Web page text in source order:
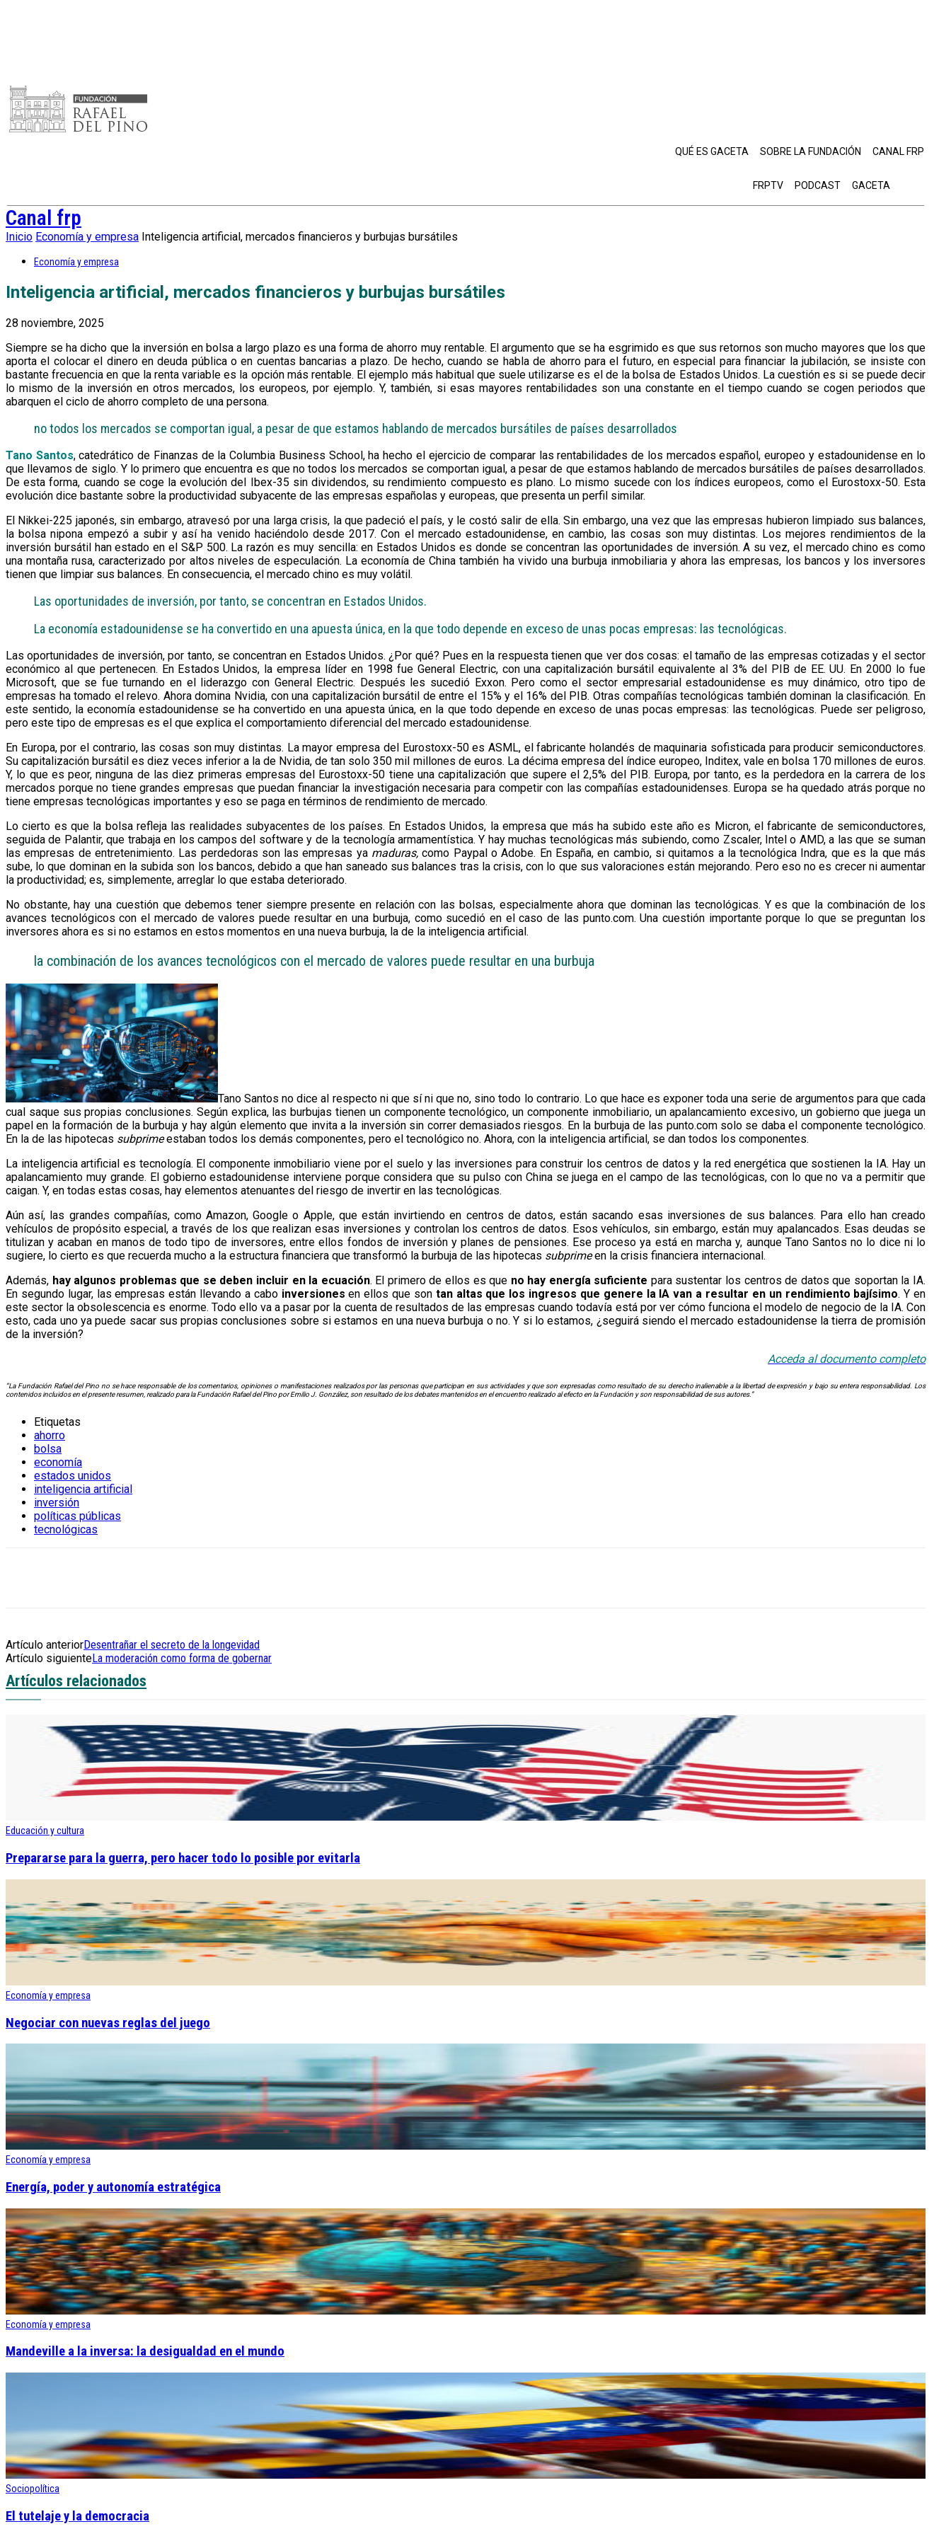
QUÉ ES GACETA SOBRE LA FUNDACIÓN CANAL FRP
FRPTV PODCAST GACETA
Canal frp
Inicio Economía y empresa Inteligencia artificial, mercados financieros y burbujas bursátiles
Economía y empresa
Inteligencia artificial, mercados financieros y burbujas bursátiles
28 noviembre, 2025
Siempre se ha dicho que la inversión en bolsa a largo plazo es una forma de ahorro muy rentable. El argumento que se ha esgrimido es que sus retornos son mucho mayores que los que
aporta el colocar el dinero en deuda pública o en cuentas bancarias a plazo. De hecho, cuando se habla de ahorro para el futuro, en especial para financiar la jubilación, se insiste con
bastante frecuencia en que la renta variable es la opción más rentable. El ejemplo más habitual que suele utilizarse es el de la bolsa de Estados Unidos. La cuestión es si se puede decir
lo mismo de la inversión en otros mercados, los europeos, por ejemplo. Y, también, si esas mayores rentabilidades son una constante en el tiempo cuando se cogen periodos que
abarquen el ciclo de ahorro completo de una persona.
no todos los mercados se comportan igual, a pesar de que estamos hablando de mercados bursátiles de países desarrollados
Tano Santos, catedrático de Finanzas de la Columbia Business School, ha hecho el ejercicio de comparar las rentabilidades de los mercados español, europeo y estadounidense en lo
que llevamos de siglo. Y lo primero que encuentra es que no todos los mercados se comportan igual, a pesar de que estamos hablando de mercados bursátiles de países desarrollados.
De esta forma, cuando se coge la evolución del Ibex-35 sin dividendos, su rendimiento compuesto es plano. Lo mismo sucede con los índices europeos, como el Eurostoxx-50. Esta
evolución dice bastante sobre la productividad subyacente de las empresas españolas y europeas, que presenta un perfil similar.
El Nikkei-225 japonés, sin embargo, atravesó por una larga crisis, la que padeció el país, y le costó salir de ella. Sin embargo, una vez que las empresas hubieron limpiado sus balances,
la bolsa nipona empezó a subir y así ha venido haciéndolo desde 2017. Con el mercado estadounidense, en cambio, las cosas son muy distintas. Los mejores rendimientos de la
inversión bursátil han estado en el S&P 500. La razón es muy sencilla: en Estados Unidos es donde se concentran las oportunidades de inversión. A su vez, el mercado chino es como
una montaña rusa, caracterizado por altos niveles de especulación. La economía de China también ha vivido una burbuja inmobiliaria y ahora las empresas, los bancos y los inversores
tienen que limpiar sus balances. En consecuencia, el mercado chino es muy volátil.
Las oportunidades de inversión, por tanto, se concentran en Estados Unidos.
La economía estadounidense se ha convertido en una apuesta única, en la que todo depende en exceso de unas pocas empresas: las tecnológicas.
Las oportunidades de inversión, por tanto, se concentran en Estados Unidos. ¿Por qué? Pues en la respuesta tienen que ver dos cosas: el tamaño de las empresas cotizadas y el sector
económico al que pertenecen. En Estados Unidos, la empresa líder en 1998 fue General Electric, con una capitalización bursátil equivalente al 3% del PIB de EE. UU. En 2000 lo fue
Microsoft, que se fue turnando en el liderazgo con General Electric. Después les sucedió Exxon. Pero como el sector empresarial estadounidense es muy dinámico, otro tipo de
empresas ha tomado el relevo. Ahora domina Nvidia, con una capitalización bursátil de entre el 15% y el 16% del PIB. Otras compañías tecnológicas también dominan la clasificación. En
este sentido, la economía estadounidense se ha convertido en una apuesta única, en la que todo depende en exceso de unas pocas empresas: las tecnológicas. Puede ser peligroso,
pero este tipo de empresas es el que explica el comportamiento diferencial del mercado estadounidense.
En Europa, por el contrario, las cosas son muy distintas. La mayor empresa del Eurostoxx-50 es ASML, el fabricante holandés de maquinaria sofisticada para producir semiconductores.
Su capitalización bursátil es diez veces inferior a la de Nvidia, de tan solo 350 mil millones de euros. La décima empresa del índice europeo, Inditex, vale en bolsa 170 millones de euros.
Y, lo que es peor, ninguna de las diez primeras empresas del Eurostoxx-50 tiene una capitalización que supere el 2,5% del PIB. Europa, por tanto, es la perdedora en la carrera de los
mercados porque no tiene grandes empresas que puedan financiar la investigación necesaria para competir con las compañías estadounidenses. Europa se ha quedado atrás porque no
tiene empresas tecnológicas importantes y eso se paga en términos de rendimiento de mercado.
Lo cierto es que la bolsa refleja las realidades subyacentes de los países. En Estados Unidos, la empresa que más ha subido este año es Micron, el fabricante de semiconductores,
seguida de Palantir, que trabaja en los campos del software y de la tecnología armamentística. Y hay muchas tecnológicas más subiendo, como Zscaler, Intel o AMD, a las que se suman
las empresas de entretenimiento. Las perdedoras son las empresas ya maduras, como Paypal o Adobe. En España, en cambio, si quitamos a la tecnológica Indra, que es la que más
sube, lo que dominan en la subida son los bancos, debido a que han saneado sus balances tras la crisis, con lo que sus valoraciones están mejorando. Pero eso no es crecer ni aumentar
la productividad; es, simplemente, arreglar lo que estaba deteriorado.
No obstante, hay una cuestión que debemos tener siempre presente en relación con las bolsas, especialmente ahora que dominan las tecnológicas. Y es que la combinación de los
avances tecnológicos con el mercado de valores puede resultar en una burbuja, como sucedió en el caso de las punto.com. Una cuestión importante porque lo que se preguntan los
inversores ahora es si no estamos en estos momentos en una nueva burbuja, la de la inteligencia artificial.
la combinación de los avances tecnológicos con el mercado de valores puede resultar en una burbuja
Tano Santos no dice al respecto ni que sí ni que no, sino todo lo contrario. Lo que hace es exponer toda una serie de argumentos para que cada
cual saque sus propias conclusiones. Según explica, las burbujas tienen un componente tecnológico, un componente inmobiliario, un apalancamiento excesivo, un gobierno que juega un
papel en la formación de la burbuja y hay algún elemento que invita a la inversión sin correr demasiados riesgos. En la burbuja de las punto.com solo se daba el componente tecnológico.
En la de las hipotecas subprimeestaban todos los demás componentes, pero el tecnológico no. Ahora, con la inteligencia artificial, se dan todos los componentes.
La inteligencia artificial es tecnología. El componente inmobiliario viene por el suelo y las inversiones para construir los centros de datos y la red energética que sostienen la IA. Hay un
apalancamiento muy grande. El gobierno estadounidense interviene porque considera que su pulso con China se juega en el campo de las tecnológicas, con lo que no va a permitir que
caigan. Y, en todas estas cosas, hay elementos atenuantes del riesgo de invertir en las tecnológicas.
Aún así, las grandes compañías, como Amazon, Google o Apple, que están invirtiendo en centros de datos, están sacando esas inversiones de sus balances. Para ello han creado
vehículos de propósito especial, a través de los que realizan esas inversiones y controlan los centros de datos. Esos vehículos, sin embargo, están muy apalancados. Esas deudas se
titulizan y acaban en manos de todo tipo de inversores, entre ellos fondos de inversión y planes de pensiones. Ese proceso ya está en marcha y, aunque Tano Santos no lo dice ni lo
sugiere, lo cierto es que recuerda mucho a la estructura financiera que transformó la burbuja de las hipotecas subprimeen la crisis financiera internacional.
Además, hay algunos problemas que se deben incluir en la ecuación. El primero de ellos es que no hay energía suficiente para sustentar los centros de datos que soportan la IA.
En segundo lugar, las empresas están llevando a cabo inversiones en ellos que son tan altas que los ingresos que genere la IA van a resultar en un rendimiento bajísimo. Y en
este sector la obsolescencia es enorme. Todo ello va a pasar por la cuenta de resultados de las empresas cuando todavía está por ver cómo funciona el modelo de negocio de la IA. Con
esto, cada uno ya puede sacar sus propias conclusiones sobre si estamos en una nueva burbuja o no. Y si lo estamos, ¿seguirá siendo el mercado estadounidense la tierra de promisión
de la inversión?
Acceda al documento completo
“La Fundación Rafael del Pino no se hace responsable de los comentarios, opiniones o manifestaciones realizados por las personas que participan en sus actividades y que son expresadas como resultado de su derecho inalienable a la libertad de expresión y bajo su entera responsabilidad. Los
contenidos incluidos en el presente resumen, realizado para la Fundación Rafael del Pino por Emilio J. González, son resultado de los debates mantenidos en el encuentro realizado al efecto en la Fundación y son responsabilidad de sus autores.”
Etiquetas
ahorro
bolsa
economía
estados unidos
inteligencia artificial
inversión
políticas públicas
tecnológicas
Artículo anteriorDesentrañar el secreto de la longevidad
Artículo siguienteLa moderación como forma de gobernar
Artículos relacionados
Educación y cultura
Prepararse para la guerra, pero hacer todo lo posible por evitarla
Economía y empresa
Negociar con nuevas reglas del juego
Economía y empresa
Energía, poder y autonomía estratégica
Economía y empresa
Mandeville a la inversa: la desigualdad en el mundo
Sociopolítica
El tutelaje y la democracia